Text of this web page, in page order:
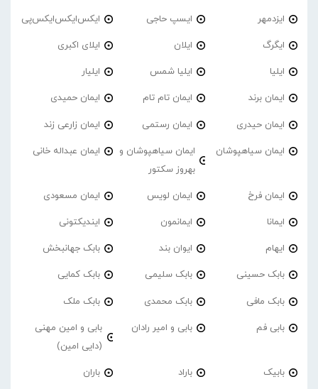
ایزدمهر ایسپ حاجی ایکس‌ایکس‌ایکس‌پی
ایگرگ ایلان ایلای اکبری
ایلیا ایلیا شمس ایلیار
ایمان برند ایمان تام تام ایمان حمیدی
ایمان حیدری ایمان رستمی ایمان زارعی زند
ایمان سیاهپوشان
ایمان سیاهپوشان و
بهروز سکتور
ایمان عبداله خانی
ایمان فرخ ایمان لویس ایمان مسعودی
ایمانا ایمانمون ایندیکتونی
ایهام ایوان بند بابک جهانبخش
بابک حسینی بابک سلیمی بابک کمایی
بابک مافی بابک محمدی بابک ملک
بابی فم بابی و امیر رادان
بابی و امین مهنی
(دایی امین)
بابیک باراد باران